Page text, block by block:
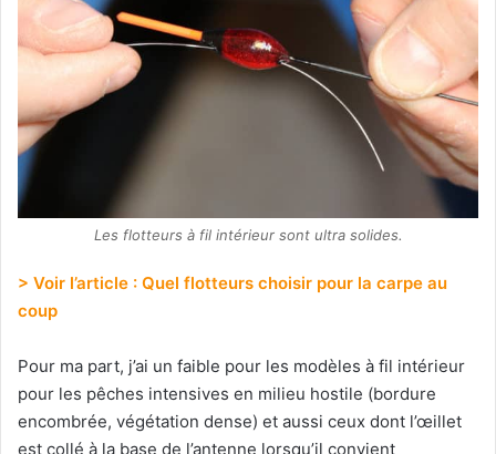
Les flotteurs à fil intérieur sont ultra solides.
> Voir l’article : Quel flotteurs choisir pour la carpe au
coup
Pour ma part, j’ai un faible pour les modèles à fil intérieur
pour les pêches intensives en milieu hostile (bordure
encombrée, végétation dense) et aussi ceux dont l’œillet
est collé à la base de l’antenne lorsqu’il convient